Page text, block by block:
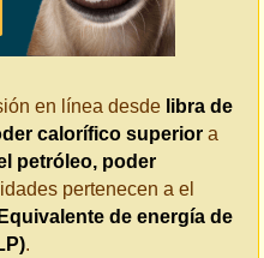
en línea desde libra de
calorífico superior a
petróleo, poder
pertenecen a el
Equivalente de energía de
.